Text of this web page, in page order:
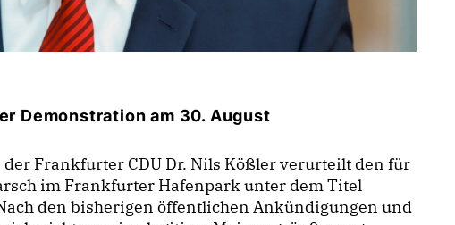
Demonstration am 30. August
Frankfurter CDU Dr. Nils Kößler verurteilt den für
im Frankfurter Hafenpark unter dem Titel
den bisherigen öffentlichen Ankündigungen und